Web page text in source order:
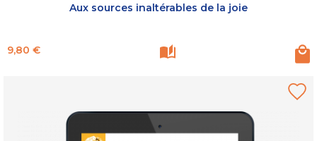
Aux sources inaltérables de la joie
Prix
9,80 €